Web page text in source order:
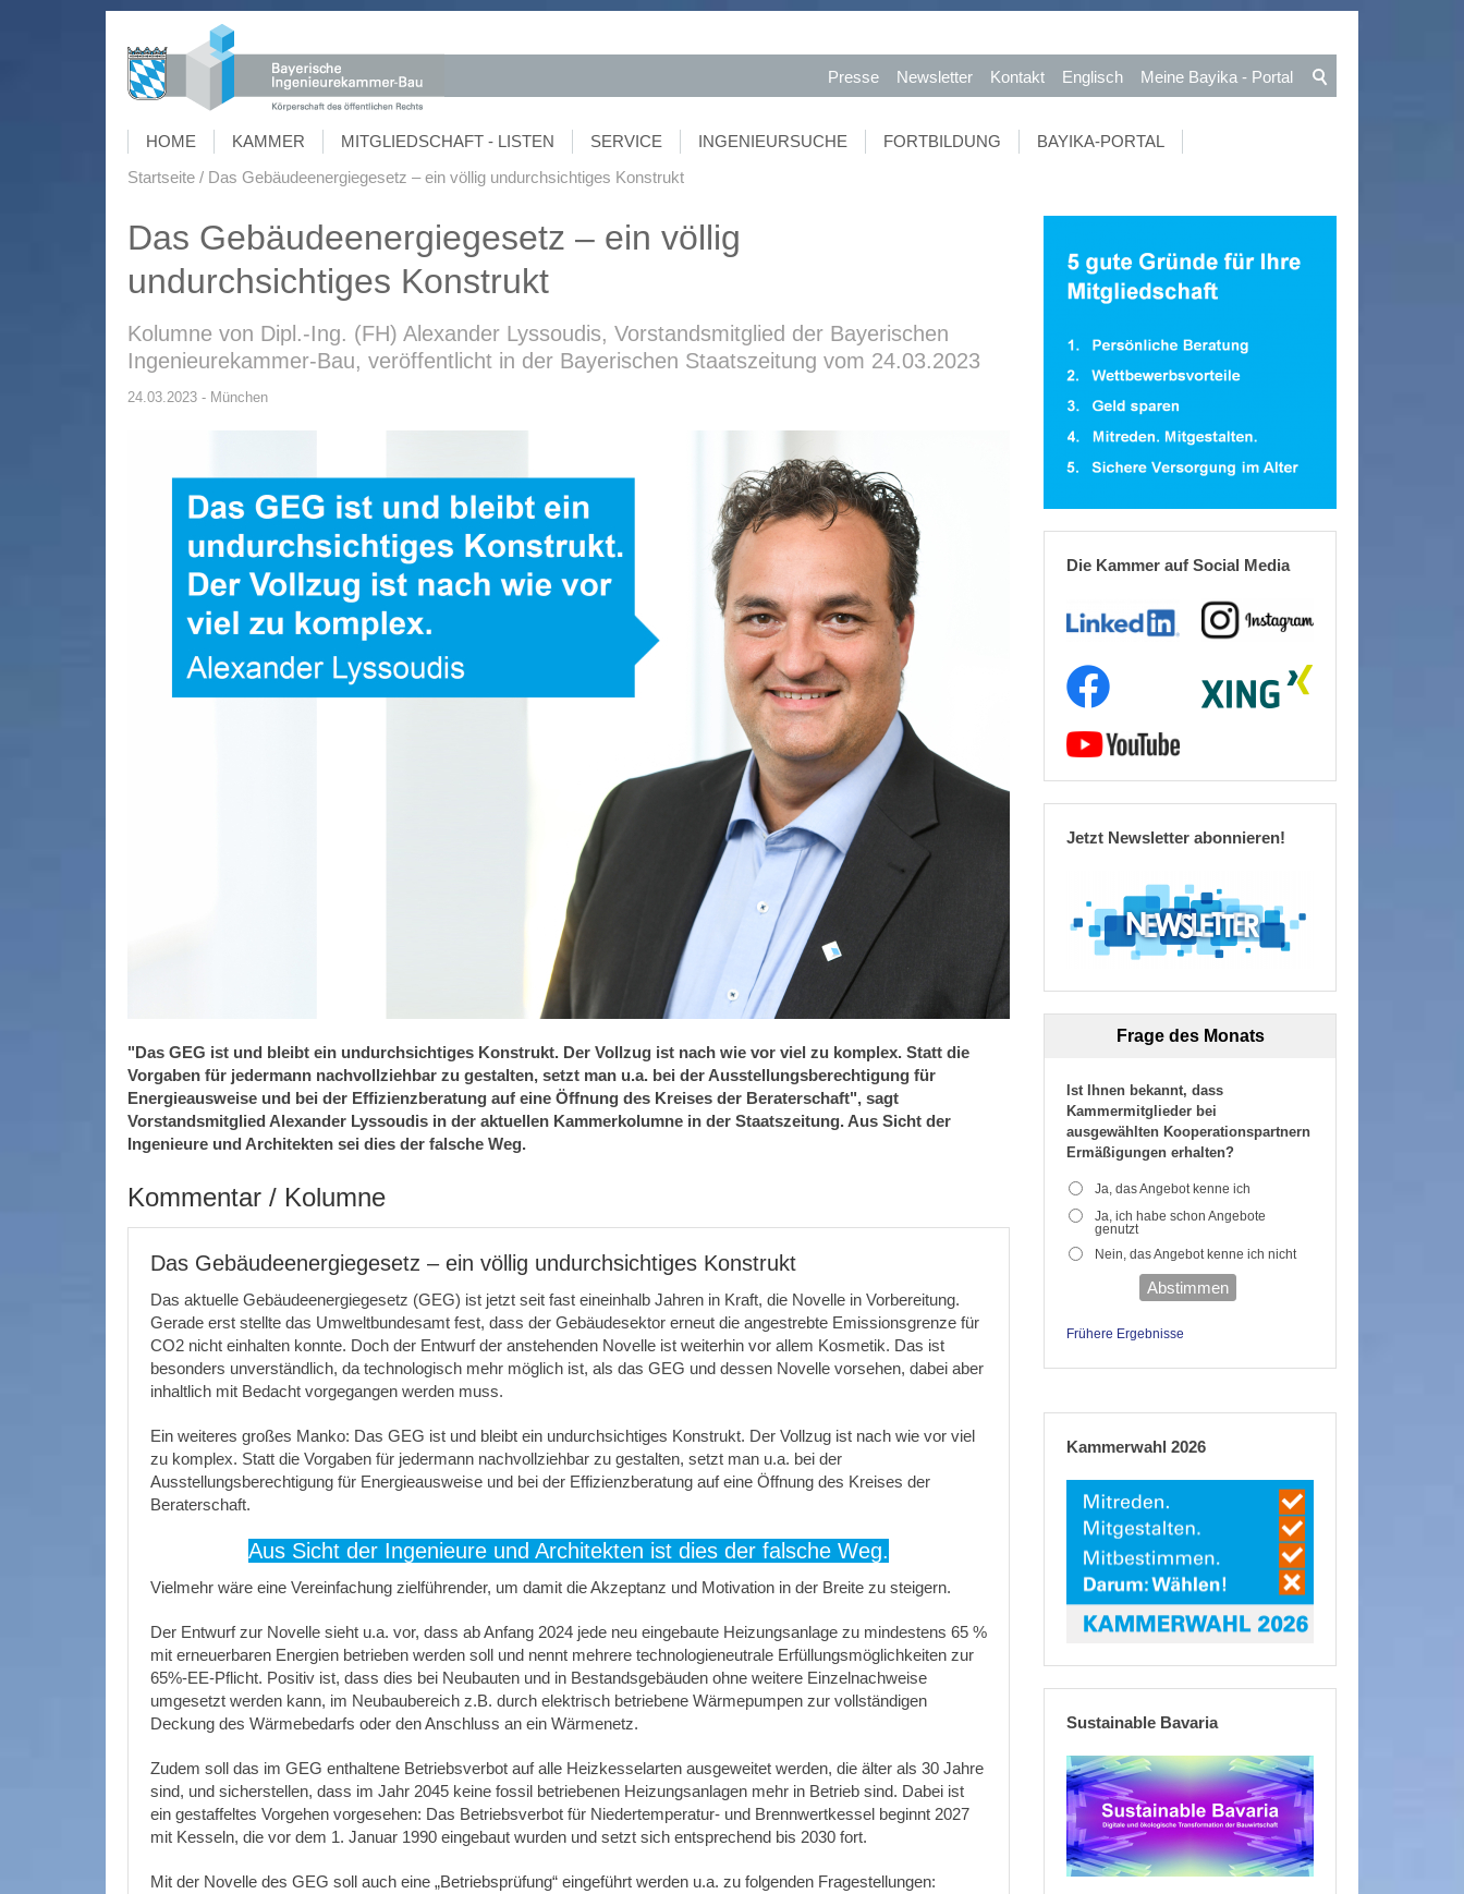
Presse Newsletter Kontakt Englisch Meine Bayika - Portal
HOME KAMMER MITGLIEDSCHAFT - LISTEN SERVICE INGENIEURSUCHE FORTBILDUNG
BAYIKA-PORTAL
Startseite
Das Gebäudeenergiegesetz – ein völlig undurchsichtiges Konstrukt
Das Gebäudeenergiegesetz – ein völlig
undurchsichtiges Konstrukt
Kolumne von Dipl.-Ing. (FH) Alexander Lyssoudis, Vorstandsmitglied der Bayerischen
Ingenieurekammer-Bau, veröffentlicht in der Bayerischen Staatszeitung vom 24.03.2023
24.03.2023 - München
"Das GEG ist und bleibt ein undurchsichtiges Konstrukt. Der Vollzug ist nach wie vor viel zu komplex. Statt die
Vorgaben für jedermann nachvollziehbar zu gestalten, setzt man u.a. bei der Ausstellungsberechtigung für
Energieausweise und bei der Effizienzberatung auf eine Öffnung des Kreises der Beraterschaft", sagt
Vorstandsmitglied Alexander Lyssoudis in der aktuellen Kammerkolumne in der Staatszeitung. Aus Sicht der
Ingenieure und Architekten sei dies der falsche Weg.
Kommentar / Kolumne
Das Gebäudeenergiegesetz – ein völlig undurchsichtiges Konstrukt
Das aktuelle Gebäudeenergiegesetz (GEG) ist jetzt seit fast eineinhalb Jahren in Kraft, die Novelle in Vorbereitung.
Gerade erst stellte das Umweltbundesamt fest, dass der Gebäudesektor erneut die angestrebte Emissionsgrenze für
CO2 nicht einhalten konnte. Doch der Entwurf der anstehenden Novelle ist weiterhin vor allem Kosmetik. Das ist
besonders unverständlich, da technologisch mehr möglich ist, als das GEG und dessen Novelle vorsehen, dabei aber
inhaltlich mit Bedacht vorgegangen werden muss.
Ein weiteres großes Manko: Das GEG ist und bleibt ein undurchsichtiges Konstrukt. Der Vollzug ist nach wie vor viel
zu komplex. Statt die Vorgaben für jedermann nachvollziehbar zu gestalten, setzt man u.a. bei der
Ausstellungsberechtigung für Energieausweise und bei der Effizienzberatung auf eine Öffnung des Kreises der
Beraterschaft.
Aus Sicht der Ingenieure und Architekten ist dies der falsche Weg.
Vielmehr wäre eine Vereinfachung zielführender, um damit die Akzeptanz und Motivation in der Breite zu steigern.
Der Entwurf zur Novelle sieht u.a. vor, dass ab Anfang 2024 jede neu eingebaute Heizungsanlage zu mindestens 65 %
mit erneuerbaren Energien betrieben werden soll und nennt mehrere technologieneutrale Erfüllungsmöglichkeiten zur
65%-EE-Pflicht. Positiv ist, dass dies bei Neubauten und in Bestandsgebäuden ohne weitere Einzelnachweise
umgesetzt werden kann, im Neubaubereich z.B. durch elektrisch betriebene Wärmepumpen zur vollständigen
Deckung des Wärmebedarfs oder den Anschluss an ein Wärmenetz.
Zudem soll das im GEG enthaltene Betriebsverbot auf alle Heizkesselarten ausgeweitet werden, die älter als 30 Jahre
sind, und sicherstellen, dass im Jahr 2045 keine fossil betriebenen Heizungsanlagen mehr in Betrieb sind. Dabei ist
ein gestaffeltes Vorgehen vorgesehen: Das Betriebsverbot für Niedertemperatur- und Brennwertkessel beginnt 2027
mit Kesseln, die vor dem 1. Januar 1990 eingebaut wurden und setzt sich entsprechend bis 2030 fort.
Mit der Novelle des GEG soll auch eine „Betriebsprüfung“ eingeführt werden u.a. zu folgenden Fragestellungen:
Die Kammer auf Social Media
Jetzt Newsletter abonnieren!
Frage des Monats
Ist Ihnen bekannt, dass
Kammermitglieder bei
ausgewählten Kooperationspartnern
Ermäßigungen erhalten?
Ja, das Angebot kenne ich
Ja, ich habe schon Angebote
genutzt
Nein, das Angebot kenne ich nicht
Abstimmen
Frühere Ergebnisse
Kammerwahl 2026
Sustainable Bavaria